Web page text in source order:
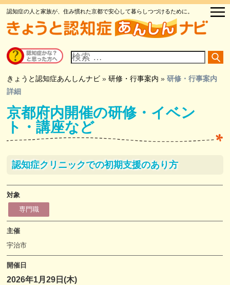
認知症の人と家族が、住み慣れた京都で安心して暮らしつづけるために。
イ
ト
検
索
きょうと認知症あんしんナビ »研修・行事案内 »研修・行事案内
詳細
京都府内開催の研修・イベン
ト・講座など
認知症クリニックでの初期支援のあり方
対象
専門職
主催
宇治市
開催日
2026年1月29日(木)